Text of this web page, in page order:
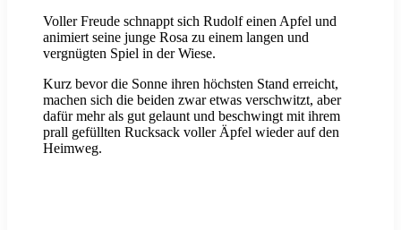
Voller Freude schnappt sich Rudolf einen Apfel und
animiert seine junge Rosa zu einem langen und
vergnügten Spiel in der Wiese.
Kurz bevor die Sonne ihren höchsten Stand erreicht,
machen sich die beiden zwar etwas verschwitzt, aber
dafür mehr als gut gelaunt und beschwingt mit ihrem
prall gefüllten Rucksack voller Äpfel wieder auf den
Heimweg.